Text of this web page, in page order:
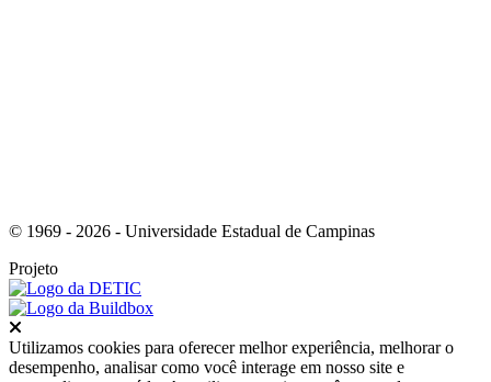
© 1969 - 2026 - Universidade Estadual de Campinas
Projeto
Utilizamos cookies para oferecer melhor experiência, melhorar o
desempenho, analisar como você interage em nosso site e